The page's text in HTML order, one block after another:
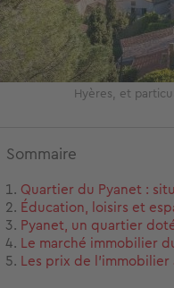
Hyères, et
Sommaire
Quartier du Pyanet :
Éducation, loisirs et
Pyanet, un quartier
Le marché immobilier
Les prix de l'immobilier